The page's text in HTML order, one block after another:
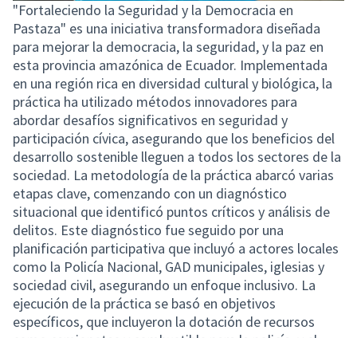
"Fortaleciendo la Seguridad y la Democracia en
Pastaza" es una iniciativa transformadora diseñada
para mejorar la democracia, la seguridad, y la paz en
esta provincia amazónica de Ecuador. Implementada
en una región rica en diversidad cultural y biológica, la
práctica ha utilizado métodos innovadores para
abordar desafíos significativos en seguridad y
participación cívica, asegurando que los beneficios del
desarrollo sostenible lleguen a todos los sectores de la
sociedad. La metodología de la práctica abarcó varias
etapas clave, comenzando con un diagnóstico
situacional que identificó puntos críticos y análisis de
delitos. Este diagnóstico fue seguido por una
planificación participativa que incluyó a actores locales
como la Policía Nacional, GAD municipales, iglesias y
sociedad civil, asegurando un enfoque inclusivo. La
ejecución de la práctica se basó en objetivos
específicos, que incluyeron la dotación de recursos